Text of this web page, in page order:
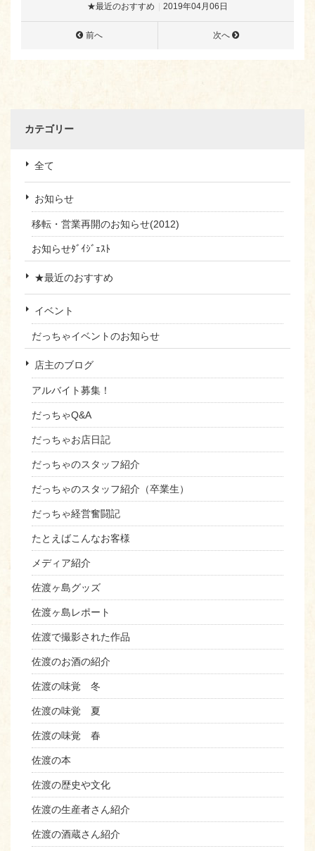
★最近のおすすめ 2019年04月06日
前へ 次へ
カテゴリー
全て
お知らせ
移転・営業再開のお知らせ(2012)
お知らせﾀﾞｲｼﾞｪｽﾄ
★最近のおすすめ
イベント
だっちゃイベントのお知らせ
店主のブログ
アルバイト募集！
だっちゃQ&A
だっちゃお店日記
だっちゃのスタッフ紹介
だっちゃのスタッフ紹介（卒業生）
だっちゃ経営奮闘記
たとえばこんなお客様
メディア紹介
佐渡ヶ島グッズ
佐渡ヶ島レポート
佐渡で撮影された作品
佐渡のお酒の紹介
佐渡の味覚 冬
佐渡の味覚 夏
佐渡の味覚 春
佐渡の本
佐渡の歴史や文化
佐渡の生産者さん紹介
佐渡の酒蔵さん紹介